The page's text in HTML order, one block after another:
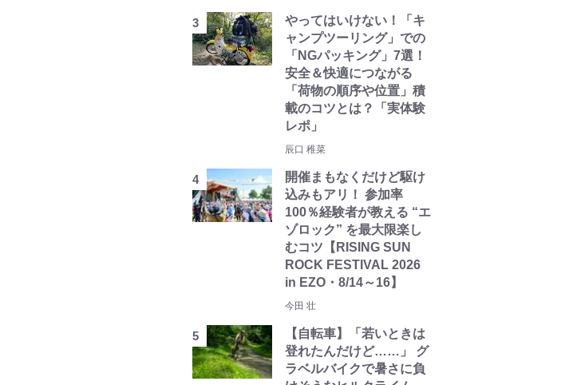
やってはいけない！「キ
ャンプツーリング」での
「NGパッキング」7選！
安全＆快適につながる
「荷物の順序や位置」積
載のコツとは？「実体験
レポ」
辰口 稚菜
開催まもなくだけど駆け
込みもアリ！ 参加率
100％経験者が教える “エ
ゾロック” を最大限楽し
むコツ【RISING SUN
ROCK FESTIVAL 2026
in EZO・8/14～16】
今田 壮
【自転車】「若いときは
登れたんだけど……」 グ
ラベルバイクで暑さに負